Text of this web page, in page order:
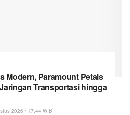
Modern, Paramount Petals
Transportasi hingga
2026 / 17:44 WIB